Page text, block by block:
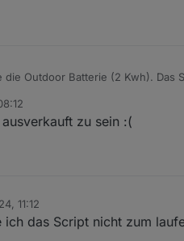
die Outdoor Batterie (2 Kwh). Das
zu sein :(
11:12
das Script nicht zum